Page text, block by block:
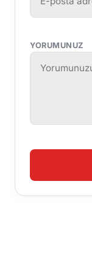
YORUMUNUZ